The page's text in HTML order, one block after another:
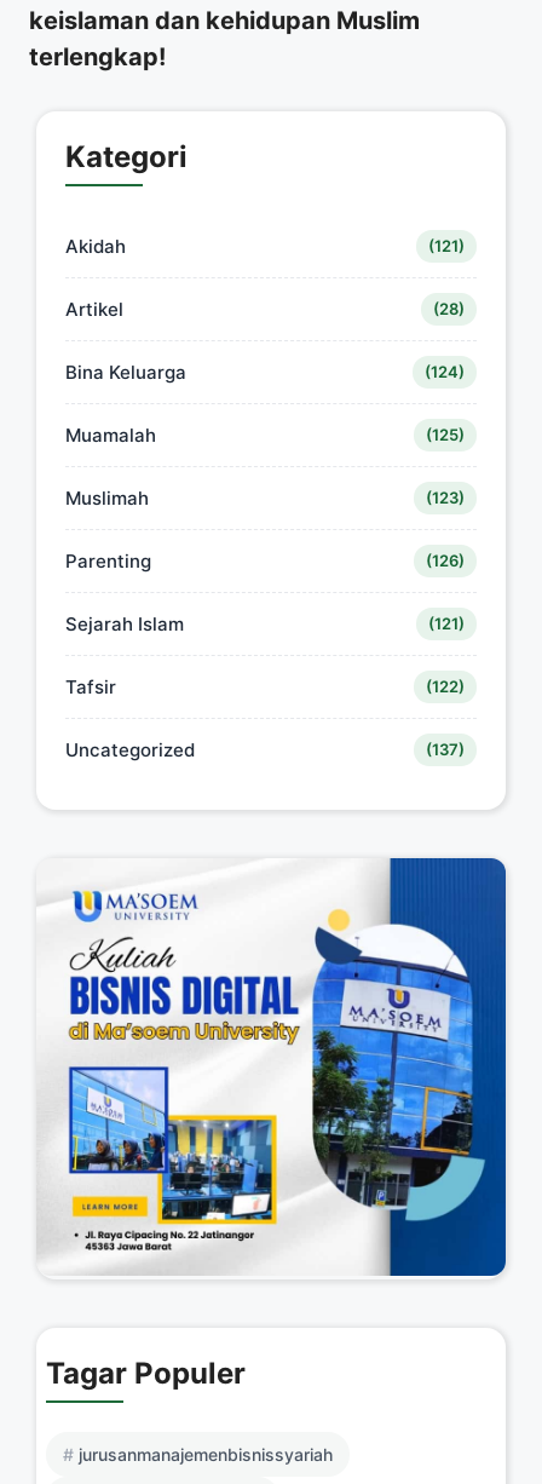
keislaman dan kehidupan Muslim
terlengkap!
Kategori
Akidah (121)
Artikel (28)
Bina Keluarga (124)
Muamalah (125)
Muslimah (123)
Parenting (126)
Sejarah Islam (121)
Tafsir (122)
Uncategorized (137)
Tagar Populer
jurusanmanajemenbisnissyariah